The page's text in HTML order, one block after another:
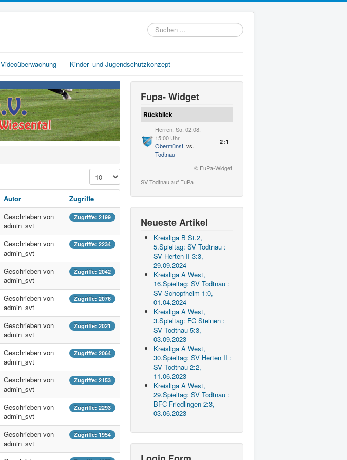
Suchen
...
Videoüberwachung Kinder- und Jugendschutzkonzept
Anzeige #
Autor
Zugriffe
Geschrieben von
admin_svt
Zugriffe: 2199
Geschrieben von
admin_svt
Zugriffe: 2234
Geschrieben von
admin_svt
Zugriffe: 2042
Geschrieben von
admin_svt
Zugriffe: 2076
Geschrieben von
admin_svt
Zugriffe: 2021
Geschrieben von
admin_svt
Zugriffe: 2064
Geschrieben von
admin_svt
Zugriffe: 2153
Geschrieben von
admin_svt
Zugriffe: 2293
Geschrieben von
admin_svt
Zugriffe: 1954
Fupa- Widget
Rückblick
Herren, So. 02.08.
15:00 Uhr
Obermünst. vs.
Todtnau
2:1
© FuPa-Widget
SV Todtnau auf FuPa
Neueste Artikel
Kreisliga B St.2,
5.Spieltag: SV Todtnau :
SV Herten II 3:3,
29.09.2024
Kreisliga A West,
16.Spieltag: SV Todtnau :
SV Schopfheim 1:0,
01.04.2024
Kreisliga A West,
3.Spieltag: FC Steinen :
SV Todtnau 5:3,
03.09.2023
Kreisliga A West,
30.Spieltag: SV Herten II :
SV Todtnau 2:2,
11.06.2023
Kreisliga A West,
29.Spieltag: SV Todtnau :
BFC Friedlingen 2:3,
03.06.2023